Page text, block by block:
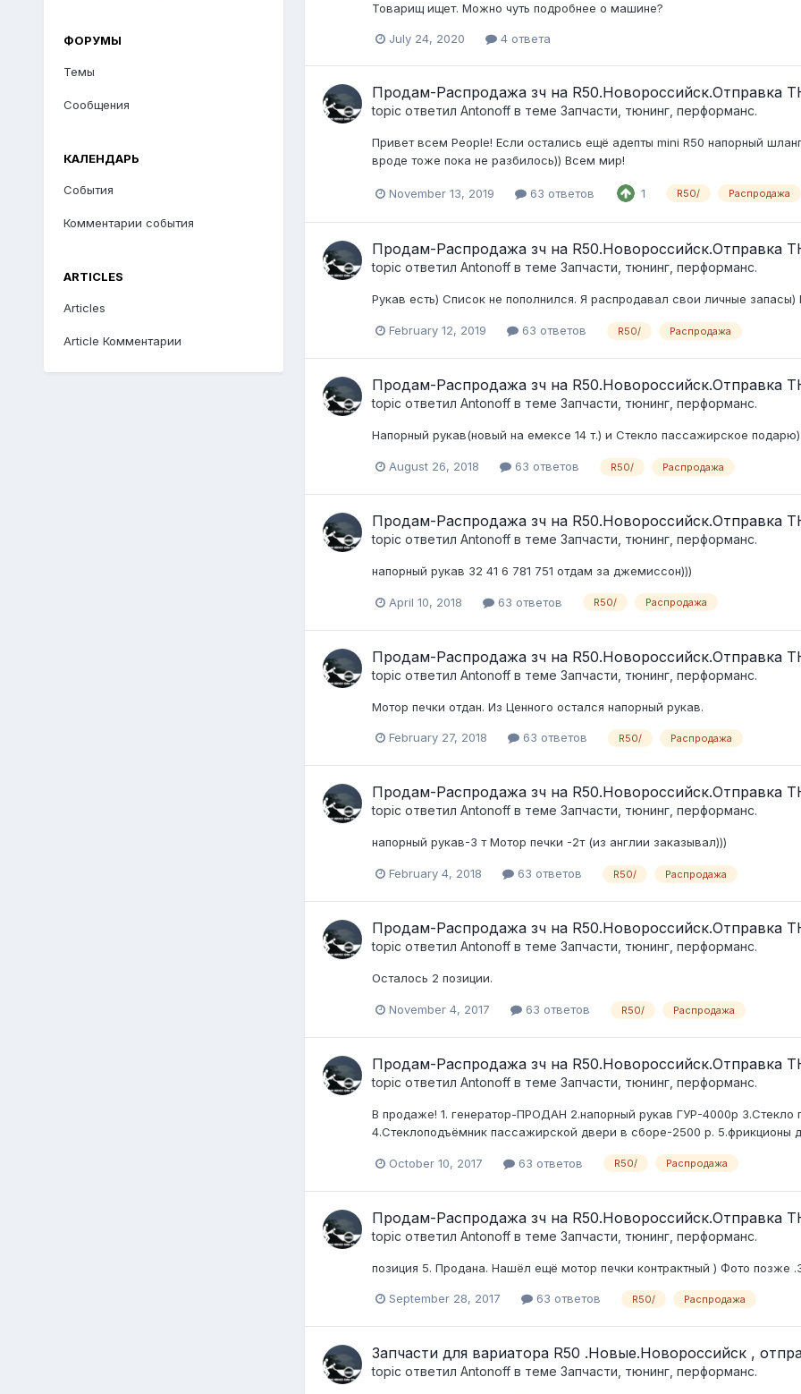
ФОРУМЫ
Темы
Сообщения
КАЛЕНДАРЬ
События
Комментарии события
ARTICLES
Articles
Article Комментарии
Товарищ ищет. Можно чуть подробнее о машине?
July 24, 2020 4 ответа
Продам-Распродажа зч на R50.Новороссийск.Отправка
topic ответил Antonoffв теме Запчасти, тюнинг, перформанс.
Привет всем People! Если остались ещё адепты mini R50 напорный
вроде тоже пока не разбилось)) Всем мир!
November 13, 2019 63 ответов 1 R50/ Распродажа
Продам-Распродажа зч на R50.Новороссийск.Отправка
topic ответил Antonoffв теме Запчасти, тюнинг, перформанс.
Рукав есть) Список не пополнился. Я распродавал свои личные
February 12, 2019 63 ответов R50/ Распродажа
Продам-Распродажа зч на R50.Новороссийск.Отправка
topic ответил Antonoffв теме Запчасти, тюнинг, перформанс.
Напорный рукав(новый на емексе 14 т.) и Стекло пассажирское
August 26, 2018 63 ответов R50/ Распродажа
Продам-Распродажа зч на R50.Новороссийск.Отправка
topic ответил Antonoffв теме Запчасти, тюнинг, перформанс.
напорный рукав 32 41 6 781 751 отдам за джемиссон)))
April 10, 2018 63 ответов R50/ Распродажа
Продам-Распродажа зч на R50.Новороссийск.Отправка
topic ответил Antonoffв теме Запчасти, тюнинг, перформанс.
Мотор печки отдан. Из Ценного остался напорный рукав.
February 27, 2018 63 ответов R50/ Распродажа
Продам-Распродажа зч на R50.Новороссийск.Отправка
topic ответил Antonoffв теме Запчасти, тюнинг, перформанс.
напорный рукав-3 т Мотор печки -2т (из англии заказывал)))
February 4, 2018 63 ответов R50/ Распродажа
Продам-Распродажа зч на R50.Новороссийск.Отправка
topic ответил Antonoffв теме Запчасти, тюнинг, перформанс.
Осталось 2 позиции.
November 4, 2017 63 ответов R50/ Распродажа
Продам-Распродажа зч на R50.Новороссийск.Отправка
topic ответил Antonoffв теме Запчасти, тюнинг, перформанс.
В продаже! 1. генератор-ПРОДАН 2.напорный рукав ГУР-4000р
4.Стеклоподъёмник пассажирской двери в сборе-2500 р.
October 10, 2017 63 ответов R50/ Распродажа
Продам-Распродажа зч на R50.Новороссийск.Отправка
topic ответил Antonoffв теме Запчасти, тюнинг, перформанс.
позиция 5. Продана. Нашёл ещё мотор печки контрактный ) Фото позже
September 28, 2017 63 ответов R50/ Распродажа
Запчасти для вариатора R50 .Новые.Новороссийск ,
topic ответил Antonoffв теме Запчасти, тюнинг, перформанс.